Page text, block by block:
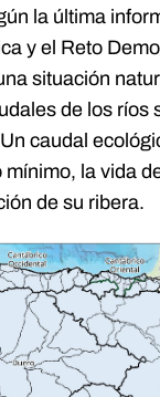
la última
y el Reto
situación
de los ríos
caudal
la vida
de su ribera.